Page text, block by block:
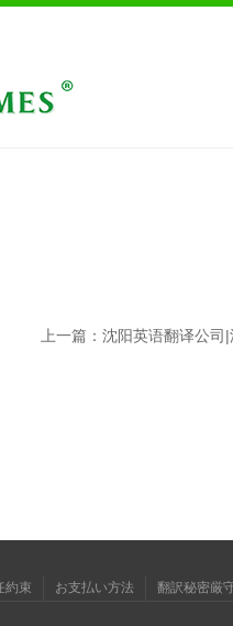
上一篇：沈阳英语翻译公
約束 お支払い方法 翻訳秘密厳